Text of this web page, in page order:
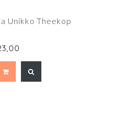
Unikko Theekop